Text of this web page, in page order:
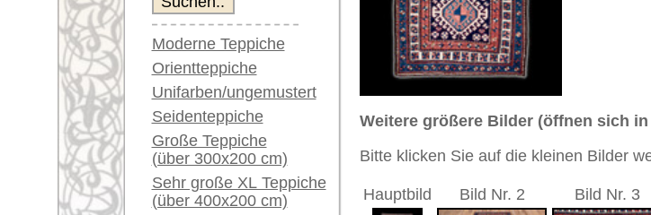
Blaue Teppiche
Graue Teppiche
Braune Teppiche
Blaue Teppiche
Grüne Teppiche
Rot/pink/flieder/lila
Beige/hell/cremefarben
Ein kleines Teppich-
Glossar...
Händler können ihre
großen Teppiche hier
verkaufen
Artikelnummer:
Name/Provenienz:
Ursprungsland:
Größe: 343 x 107 cm (Läufer)
Herstellungsjahr:
Flor:
Wolle
Musterung: geometrisch / durchgemustert
Grundfarbe:
Bemerkungen:
Unikat. Handgeknüpfter / traditionell orientalischer Teppich